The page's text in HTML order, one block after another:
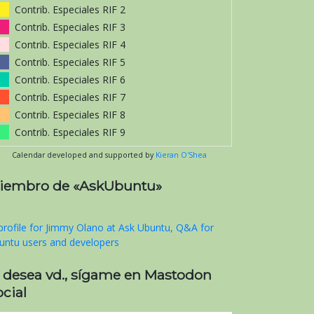
Contrib. Especiales RIF 2
Contrib. Especiales RIF 3
Contrib. Especiales RIF 4
Contrib. Especiales RIF 5
Contrib. Especiales RIF 6
Contrib. Especiales RIF 7
Contrib. Especiales RIF 8
Contrib. Especiales RIF 9
Calendar developed and supported by Kieran O'Shea
de «AskUbuntu»
desea vd., sígame en Mastodon